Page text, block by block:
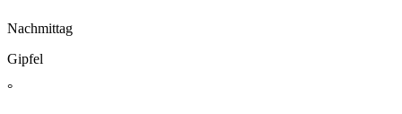
Nachmittag
Gipfel
°